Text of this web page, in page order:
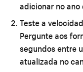
adicionar no ano
Teste a
Pergunte aos
segundos entre
atualizada no